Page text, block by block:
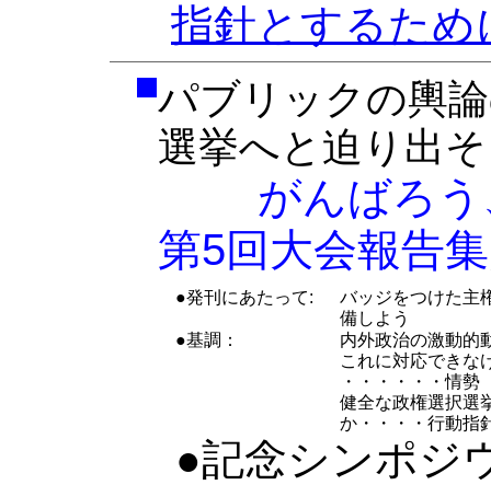
指針とするため
パブリックの輿
選挙へと迫り出
がんばろう
第5回大会報告集
●発刊にあたって:
バッジをつけた主
備しよう
●基調：
内外政治の激動的
これに対応できな
・・・・・・情勢
健全な政権選択選
か・・・・行動指
●記念シンポジ